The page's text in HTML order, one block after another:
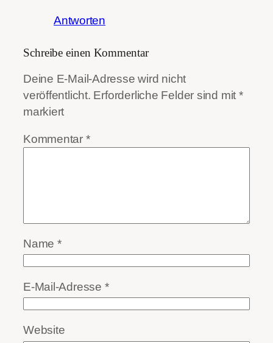
Antworten
Schreibe einen Kommentar
Deine E-Mail-Adresse wird nicht
veröffentlicht. Erforderliche Felder sind mit *
markiert
Kommentar *
Name *
E-Mail-Adresse *
Website